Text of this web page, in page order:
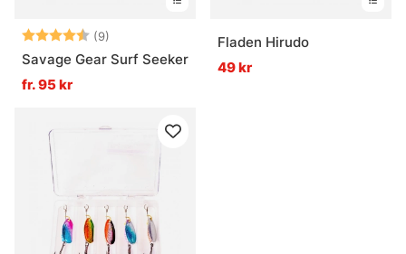
Betyg: (9)
4.7 utav 5 stjärnor
Savage Gear Surf Seeker
fr. 95 kr
Fladen Hirudo
49 kr